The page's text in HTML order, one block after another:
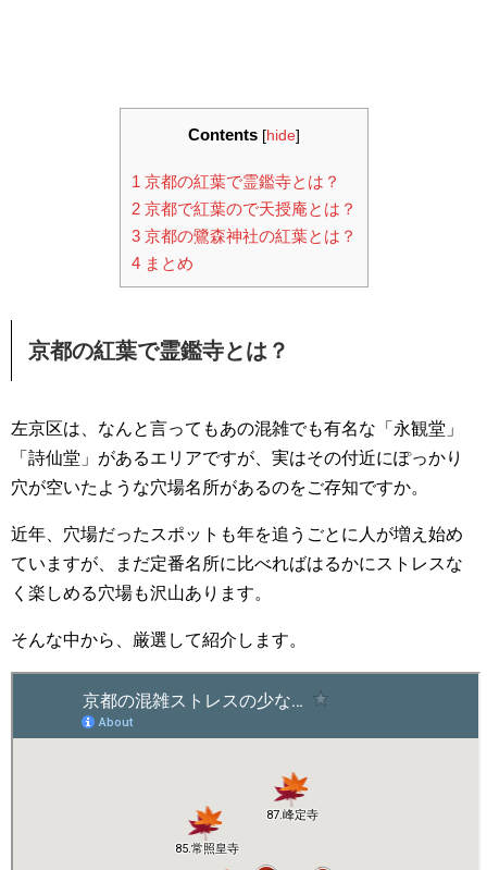
Contents [hide]
1 京都の紅葉で霊鑑寺とは？
2京都で紅葉ので天授庵とは？
3京都の鷺森神社の紅葉とは？
4まとめ
京都の紅葉で霊鑑寺とは？
左京区は、なんと言ってもあの混雑でも有名な「永観堂」
「詩仙堂」があるエリアですが、実はその付近にぽっかり
穴が空いたような穴場名所があるのをご存知ですか。
近年、穴場だったスポットも年を追うごとに人が増え始め
ていますが、まだ定番名所に比べればはるかにストレスな
く楽しめる穴場も沢山あります。
そんな中から、厳選して紹介します。